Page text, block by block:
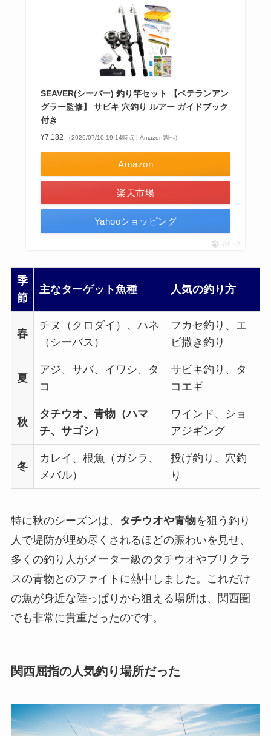
SEAVER(シーバー) 釣り竿セット 【ベテランアン
グラー監修】 サビキ 穴釣り ルアー ガイドブック
付き
¥7,182 （2026/07/10 19:14時点 | Amazon調べ）
Amazon
楽天市場
Yahooショッピング
ポチップ
季
節
主なターゲット魚種 人気の釣り方
春
チヌ（クロダイ）、ハネ
（シーバス）
フカセ釣り、エ
ビ撒き釣り
夏
アジ、サバ、イワシ、タ
コ
サビキ釣り、タ
コエギ
秋
タチウオ、青物（ハマ
チ、サゴシ）
ワインド、ショ
アジギング
冬
カレイ、根魚（ガシラ、
メバル）
投げ釣り、穴釣
り
特に秋のシーズンは、 タチウオや青物を狙う釣り
人で堤防が埋め尽くされるほどの賑わいを見せ、
多くの釣り人がメーター級のタチウオやブリクラ
スの青物とのファイトに熱中しました。これだけ
の魚が身近な陸っぱりから狙える場所は、関西圏
でも非常に貴重だったのです。
関西屈指の人気釣り場所だった